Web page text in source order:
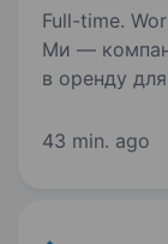
Full-time.
Ми —
в оренду для
43 min. ago